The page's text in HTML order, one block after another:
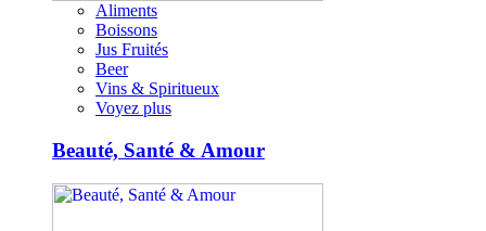
Aliments
Boissons
Jus Fruités
Beer
Vins & Spiritueux
Voyez plus
Beauté, Santé & Amour